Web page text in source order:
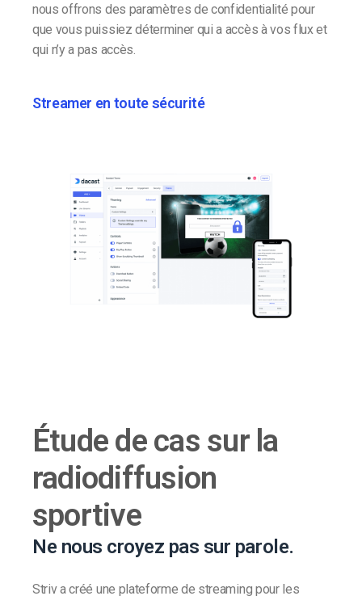
nous offrons des paramètres de confidentialité pour
que vous puissiez déterminer qui a accès à vos flux et
qui n’y a pas accès.
Streamer en toute sécurité
Étude de cas sur la
radiodiffusion
sportive
Ne nous croyez pas sur parole.
Striv a créé une plateforme de streaming pour les